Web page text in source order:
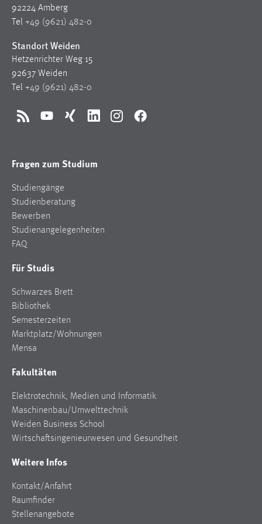
92224 Amberg
Tel +49 (9621) 482-0
Standort Weiden
Hetzenrichter Weg 15
92637 Weiden
Tel +49 (9621) 482-0
RSS YouTubeXing LinkedInInstagramFacebook
Fragen zum Studium
Studiengänge
Studienberatung
Bewerben
Studienangelegenheiten
FAQ
Für Studis
Schwarzes Brett
Bibliothek
Semesterzeiten
Marktplatz/Wohnungen
Mensa
Fakultäten
Elektrotechnik, Medien und Informatik
Maschinenbau/Umwelttechnik
Weiden Business School
Wirtschaftsingenieurwesen und Gesundheit
Weitere Infos
Kontakt/Anfahrt
Raumfinder
Stellenangebote